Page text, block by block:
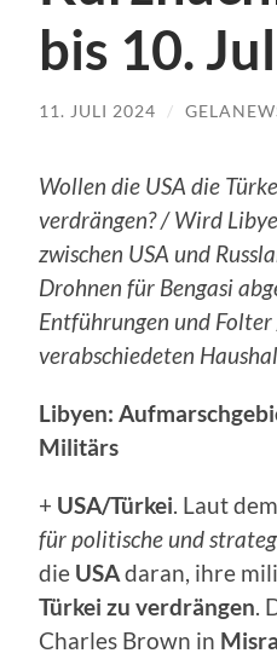
bis 10.
11. JULI 2024 /
Wollen die USA die
verdrängen? / Wird
zwischen USA und
Drohnen für Bengasi
Entführungen und
verabschiedeten
Libyen:
Militärs
+ USA/Türkei. Laut dem
für politische und
die USAdaran, ihre
Türkei zu verdrängen.
Charles Brown in